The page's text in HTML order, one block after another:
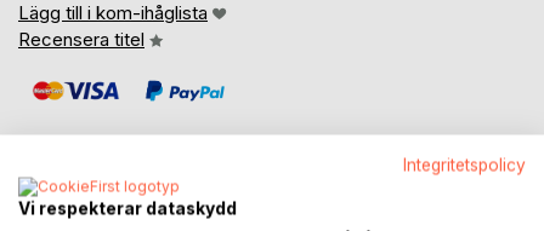
Lägg till i kom-ihåglista
Recensera titel
BESKRIVNING
Integritetspolicy
Vi respekterar dataskydd